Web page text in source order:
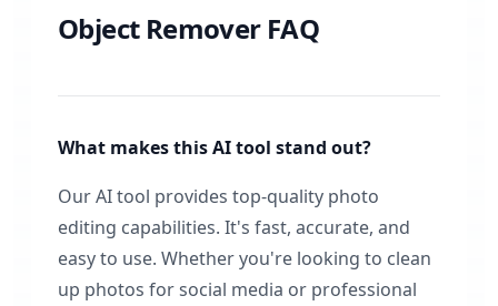
Object Remover FAQ
What makes this AI tool stand out?
Our AI tool provides top-quality photo
editing capabilities. It's fast, accurate, and
easy to use. Whether you're looking to clean
up photos for social media or professional